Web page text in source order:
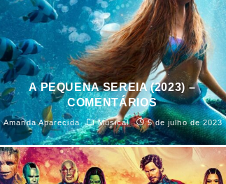
A PEQUENA SEREIA (2023) –
COMENTÁRIOS
Amanda Aparecida Musical 5 de julho de 2023